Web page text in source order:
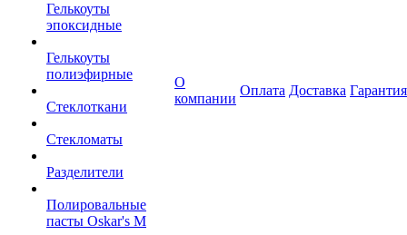
Гелькоуты
эпоксидные
Гелькоуты
полиэфирные
Стеклоткани
Стекломаты
Разделители
Полировальные
пасты Oskar's M
О
компании
Оплата Доставка Гарантия